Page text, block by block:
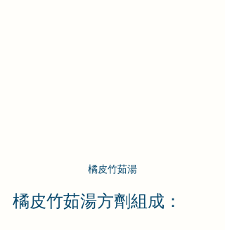
橘皮竹茹湯
橘皮竹茹湯方劑組成：